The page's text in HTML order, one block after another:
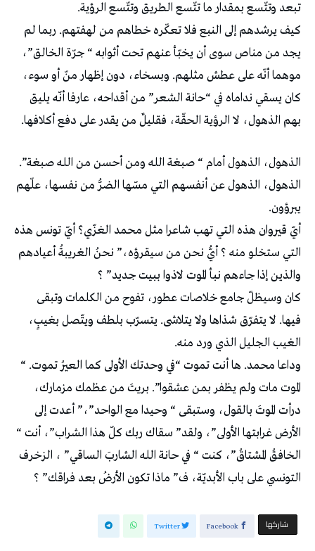
تبعد وتتّسع بمقدار ما تتّسع الطريق وتتّسع الرؤية.
كيف يرشدهم إلى النبع فلا تعكّره خطاهم من لهفتهم. ربما لم
يجد من مناص سوى أن يخبّأ عنهم تحت أثوابه “ جرّة الخالق”،
موهما أنّه على عطش مثلهم. وبسخاء، دون إظهار منّ أو سوء،
كان يسقي نداماه في “حانة الشعر” من أقداحه، عارفا أنّه يليق
بهم الذهول، لا الرؤية الحقّة، فقليلٌ من يقدر على دفع أكلافها.
الذهول، الذهول أمام “ صبغة الله ومن أحسن من الله صبغة”.
الذهول، الذهول عن أنفسهم التي مسّها الضرُّ من نفسها، علّهم
يبرؤون.
أيّ قيروان هذه التي تهب شاعرا مثل محمد الغزّي؟ أيّ تونس هذه
التي ستخلو منه ؟ أيُّ نحن من سيقرؤه،” نحنُ الغريبةُ أعيادهم
والذين إذا جاءهم نبأ الموت لاذوا ببيت جديد” ؟
كان وسيظلّ جامع خلاصات عطور، تفوح من الكلمات وتبقى
فيها. لا يتفرّق شذاها ولا يتلاشى. يتسرّب بلطف ويتّصل بغيبٍ،
الغيب الجليل الذي ورد منه.
وداعا محمد. ها أنت تموت “في وحدتك الأولى كما العيرُ تموت. “
الموت مات ولم يظفر بمن عشقوا”. بريتَ من عظمك مزمارك،
درأت الموتَ بالقول، وستبقى “ وحيدا مع الواحد”،” أعدت إلى
الأرض غرابتها الأولى”، ولقد” سقاك ربك كلّ هذا الشراب”، أنت “
الخافقُ المشتاقُ”، كنت “ في حانة الله الشاربَ الساقي” ، الزخرف
التونسي على باب الأبديّة، ف” ماذا تكون الأرضُ بعد فراقك” ؟
‫‫ شاركها‬ Facebook
Twitter